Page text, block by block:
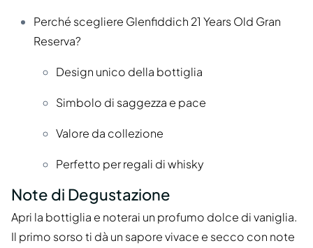
Perché scegliere Glenfiddich 21 Years Old Gran
Reserva?
Design unico della bottiglia
Simbolo di saggezza e pace
Valore da collezione
Perfetto per regali di whisky
Note di Degustazione
Apri la bottiglia e noterai un profumo dolce di vaniglia.
Il primo sorso ti dà un sapore vivace e secco con note